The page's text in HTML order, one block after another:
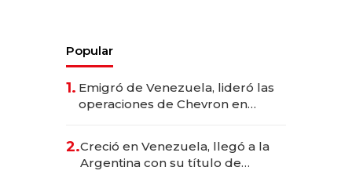
Popular
1. Emigró de Venezuela, lideró las
operaciones de Chevron en
2.Creció en Venezuela, llegó a la
Argentina con su título de